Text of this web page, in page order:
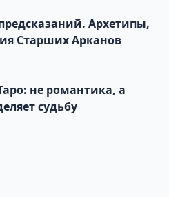
Архетипы,
Старших Арканов
не романтика, а
судьбу